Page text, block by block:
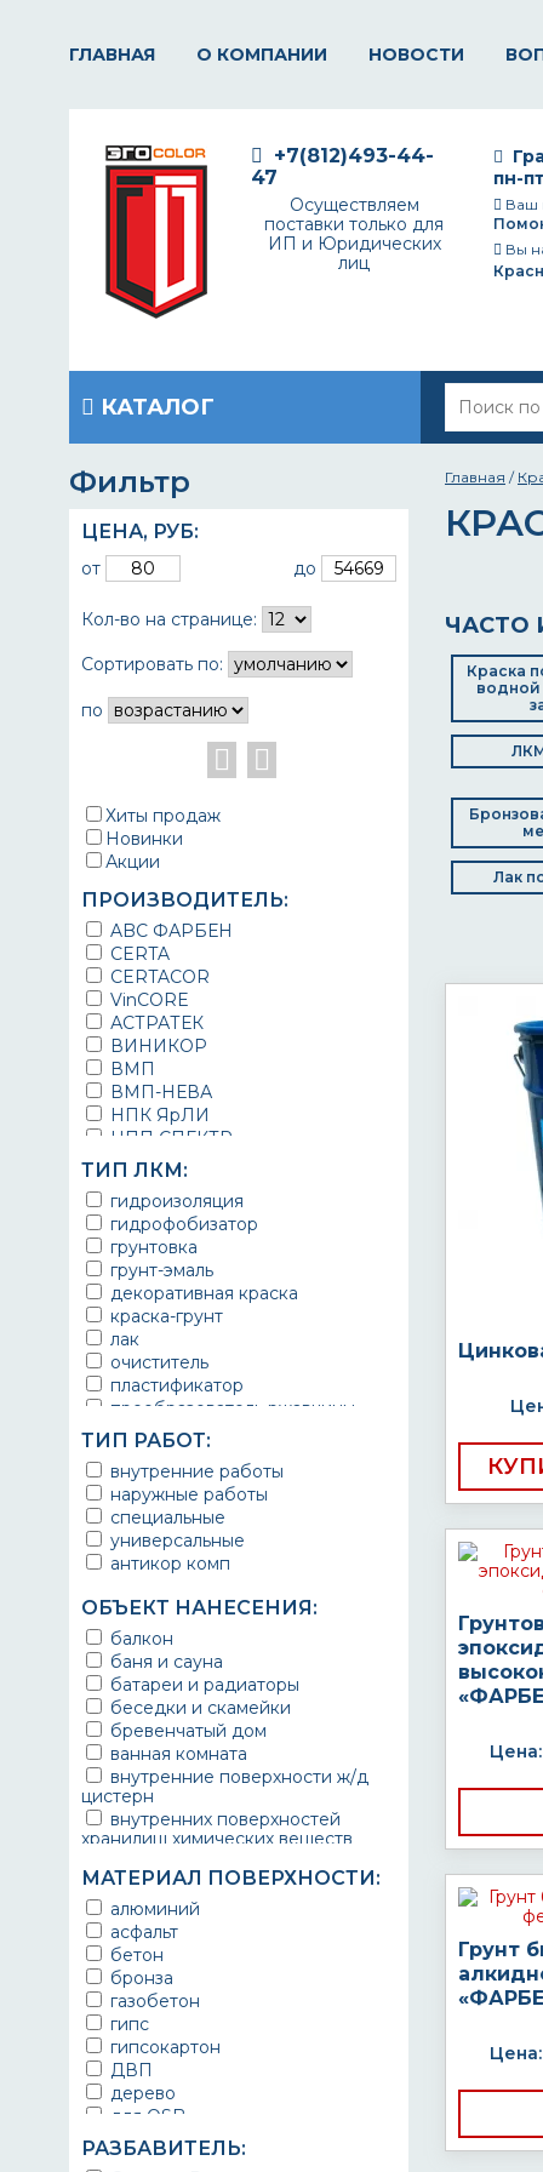
ГЛАВНАЯ О КОМПАНИИ НОВОСТИ
пн-
Ваш
Вы
+7(812)493-44-
47
Осуществляем
поставки только для
ИП и Юридических
лиц
КАТАЛОГ
Фильтр
ЦЕНА, РУБ:
от до
Кол-во на странице:
Сортировать по:
по
Хиты продаж
Новинки
Акции
ПРОИЗВОДИТЕЛЬ:
ABC ФАРБЕН
CERTA
CERTACOR
VinCORE
АСТРАТЕК
ВИНИКОР
ВМП
ВМП-НЕВА
НПК ЯрЛИ
НПП СПЕКТР
НПФ ЭМАЛЬ
ТЕРМА
УРЕПЛЕН
ТИП ЛКМ:
гидроизоляция
гидрофобизатор
грунтовка
грунт-эмаль
декоративная краска
краска-грунт
лак
очиститель
пластификатор
преобразователь ржавчины
эмаль
Краска
Покрытие
грунт эмаль
защитное покрытие
ТИП РАБОТ:
внутренние работы
наружные работы
специальные
универсальные
антикор комп
ОБЪЕКТ НАНЕСЕНИЯ:
балкон
баня и сауна
батареи и радиаторы
беседки и скамейки
бревенчатый дом
ванная комната
внутренние поверхности ж/д
цистерн
внутренних поверхностей
хранилищ химических веществ
ворота
выхлопные системы
автомобилей
газопроводы
гараж
гидротехнические сооружения
городской транспорт
грузовые вагоны
двери металлические
детали двигателей
детали машин
для автомобилей
МАТЕРИАЛ ПОВЕРХНОСТИ:
алюминий
асфальт
бетон
бронза
газобетон
гипс
гипсокартон
ДВП
дерево
для OSB
для бетона
для гипса
РАЗБАВИТЕЛЬ:
Главная /
ЧАСТО
Краска
водной
Лак
Цена:
Грунт
Цена: